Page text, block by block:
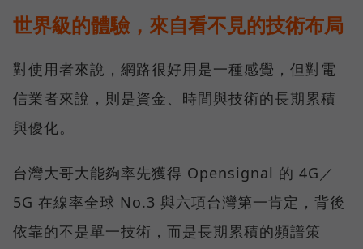
世界級的體驗，來自看不見的技術布局
對使用者來說，網路很好用是一種感覺，但對電
信業者來說，則是資金、時間與技術的長期累積
與優化。
台灣大哥大能夠率先獲得 Opensignal 的 4G／
5G 在線率全球 No.3 與六項台灣第一肯定，背後
依靠的不是單一技術，而是長期累積的頻譜策